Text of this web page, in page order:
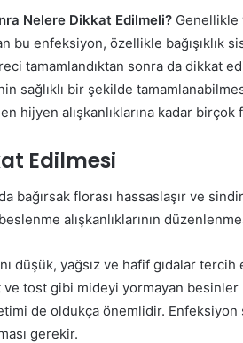
Nelere Dikkat Edilmeli?
bu enfeksiyon, özellikle bağışıklık
tamamlandıktan sonra da dikkat
sağlıklı bir şekilde
hijyen alışkanlıklarına kadar
Edilmesi
bağırsak florası hassaslaşır ve
alışkanlıklarının
düşük, yağsız ve hafif gıdalar tercih
tost gibi mideyi yormayan besinler
de oldukça önemlidir. Enfeksiyon
gerekir.